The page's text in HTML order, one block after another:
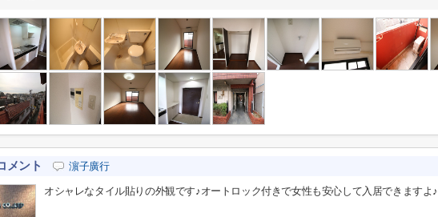
メント 濵子廣行
オシャレなタイル貼りの外観です♪オートロック付きで女性も安心して入居できますよ♪